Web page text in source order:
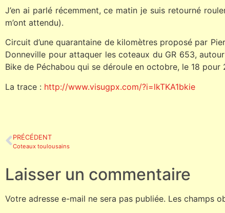
J’en ai parlé récemment, ce matin je suis retourné
m’ont attendu).
Circuit d’une quarantaine de kilomètres proposé par
Donneville pour attaquer les coteaux du GR 653,
Bike de Péchabou qui se déroule en octobre, le 18
La trace : http://www.visugpx.com/?i=lkTKA1bkie
PRÉCÉDENT
Coteaux toulousains
Laisser un commentaire
Votre adresse e-mail ne sera pas publiée. Les champs